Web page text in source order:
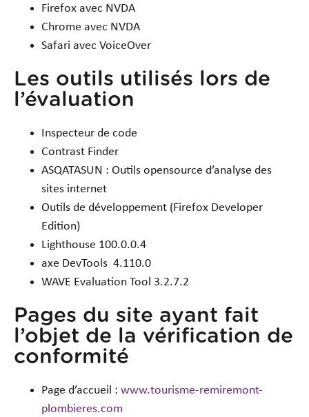
Firefox avec NVDA
Chrome avec NVDA
Safari avec VoiceOver
Les outils utilisés lors de
l’évaluation
Inspecteur de code
Contrast Finder
ASQATASUN : Outils opensource d’analyse des
sites internet
Outils de développement (Firefox Developer
Edition)
Lighthouse 100.0.0.4
axe DevTools 4.110.0
WAVE Evaluation Tool 3.2.7.2
Pages du site ayant fait
l’objet de la vérification de
conformité
Page d’accueil : www.tourisme-remiremont-
plombieres.com